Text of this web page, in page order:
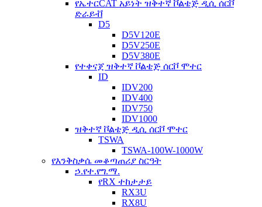
የኤተርCAT አይነት ዝቅተኛ ቮልቴጅ ዲሲ ሰርቮ
ድራይቭ
D5
D5V120E
D5V250E
D5V380E
የተቀናጀ ዝቅተኛ ቮልቴጅ ሰርቮ ሞተር
ID
IDV200
IDV400
IDV750
IDV1000
ዝቅተኛ ቮልቴጅ ዲሲ ሰርቮ ሞተር
TSWA
TSWA-100W-1000W
የእንቅስቃሴ መቆጣጠሪያ ስርዓት
ኃ.የተ.የግ.ማ.
የRX ተከታታይ
RX3U
RX8U